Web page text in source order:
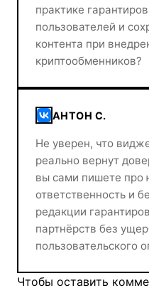
практике
пользователей и
контента при
криптообменников?
АНТОН С.
Не уверен, что
реально вернут
вы сами пишете про
ответственность и
редакции
партнёрств без
пользовательского
Чтобы оставить